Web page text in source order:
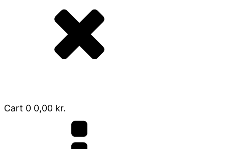
Cart 0 0,00 kr.